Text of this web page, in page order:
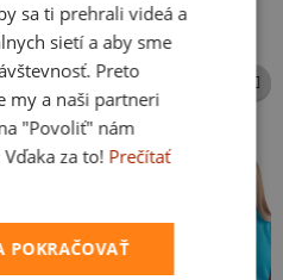
sa ti prehrali videá a
sietí a aby sme
Preto
my a naši partneri
"Povoliť" nám
za to! Prečítať
POKRAČOVAŤ